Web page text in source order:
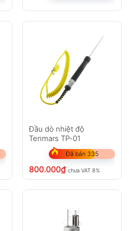
Đầu dò nhiệt độ
Tenmars TP-01
Đã bán 335
800.000₫ chưa VAT 8%